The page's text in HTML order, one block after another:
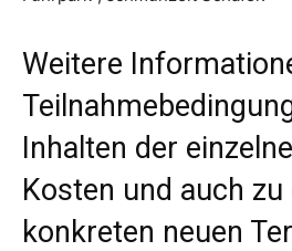
Weitere
Inhalten der
Kosten und auch zu
konkreten neuen